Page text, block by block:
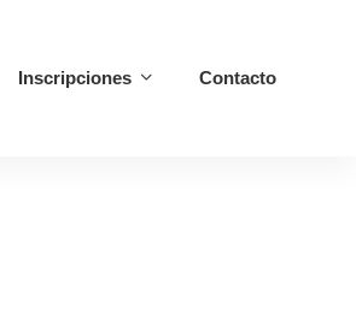
Inscripciones Contacto